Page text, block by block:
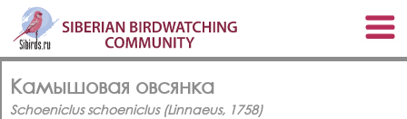
Камышовая овсянка
Schoeniclus schoeniclus (Linnaeus, 1758)